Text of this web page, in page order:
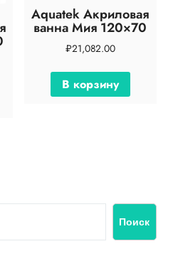
Aquatek Акриловая
ванна Мия 120×70
₽21,082.00
В корзину
Поиск